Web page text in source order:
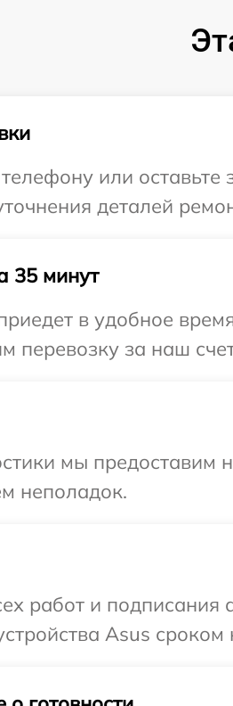
или оставьте
деталей
35 минут
в удобное
перевозку за наш
мы предоставим
неполадок.
работ и
Asus